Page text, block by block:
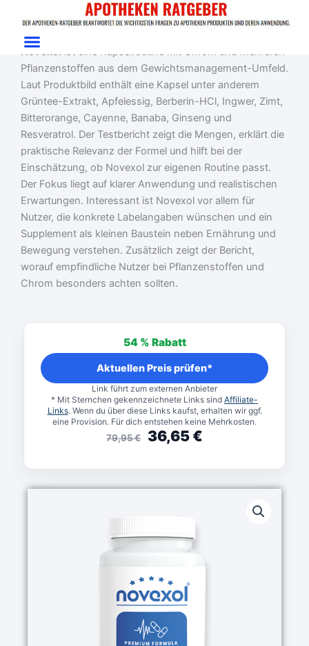
Inhalt
springen
Gewichtsmanagement / Novexol
Novexol im Test: Chrom & Pflanzenstoffe
Novexol ist eine Kapselroutine mit Chrom und mehreren
Pflanzenstoffen aus dem Gewichtsmanagement-Umfeld.
Laut Produktbild enthält eine Kapsel unter anderem
Grüntee-Extrakt, Apfelessig, Berberin-HCl, Ingwer, Zimt,
Bitterorange, Cayenne, Banaba, Ginseng und
Resveratrol. Der Testbericht zeigt die Mengen, erklärt die
praktische Relevanz der Formel und hilft bei der
Einschätzung, ob Novexol zur eigenen Routine passt.
Der Fokus liegt auf klarer Anwendung und realistischen
Erwartungen. Interessant ist Novexol vor allem für
Nutzer, die konkrete Labelangaben wünschen und ein
Supplement als kleinen Baustein neben Ernährung und
Bewegung verstehen. Zusätzlich zeigt der Bericht,
worauf empfindliche Nutzer bei Pflanzenstoffen und
Chrom besonders achten sollten.
54 % Rabatt
79,95€
war:
79,95 €
36,65€
36,65 €.
Aktuellen Preis prüfen*
Link führt zum externen Anbieter
* Mit Sternchen gekennzeichnete Links sind Affiliate-
Links. Wenn du über diese Links kaufst, erhalten wir ggf.
eine Provision. Für dich entstehen keine Mehrkosten.